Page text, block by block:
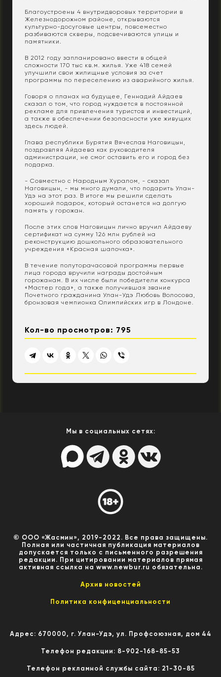
Благоустроены 4 внутридворовых территории в
Железнодорожном районе, открываются
культурно-досуговые центры, повсеместно
разбиваются скверы, подсвечиваются улицы и
памятники.
В 2012 году запланировано ввести в общей
сложности 170 тыс кв.м. жилья. Уже 418 семей
улучшили свои жилищные условия за счет
программы по переселению из аварийного жилья.
Говоря о планах на будущее, Геннадий Айдаев
сказал о том, что город нуждается в постоянной
рекламе для привлечения туристов и инвестиций,
а также в обеспечении безопасности уже живущих
здесь людей.
Глава республики Бурятия Вячеслав Наговицын,
поздравляя Айдаева как руководителя
администрации, не смог оставить его и город без
подарка.
- Совместно с Народным Хуралом, - сказал
Наговицын, - мы много думали, что подарить Улан-
Удэ на этот раз. В итоге мы решили сделать
хороший подарок, который останется на долгую
память у горожан.
После этих слов Наговицын лично вручил Айдаеву
сертификат на сумму 126 млн рублей на
реконструкцию дошкольного образовательного
учреждения «Красная шапочка».
В течение полуторачасовой программы первые
лица города вручили награды достойным
горожанам. В их числе были победители конкурса
«Мастер года», а также получившая звание
Почетного гражданина Улан-Удэ Любовь Волосова,
бронзовая чемпионка Олимпийских игр в Лондоне.
Кол-во просмотров: 795
Мы в социальных сетях:
© ООО «Жасмин», 2019-2022. Все права защищены.
Полная или частичная публикация материалов
допускается только с письменного разрешения
редакции. При цитировании материалов прямая
активная ссылка на www.newbur.ru обязательна.
Архив новостей
Политика конфиценциальности
Адрес: 670000, г. Улан-Удэ, ул. Профсоюзная, дом 44
Телефон редакции: 8-902-168-85-53
Телефон рекламной службы сайта: 21-30-85